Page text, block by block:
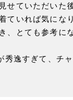
せていただいた
ていれば気にな
とても参考に
逸すぎて、チ